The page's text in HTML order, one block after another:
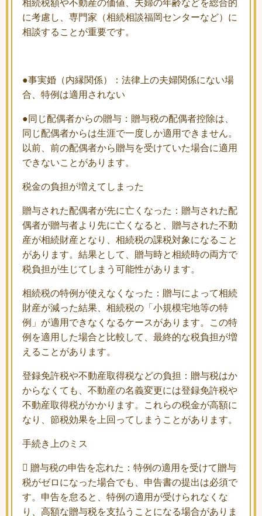
相続税額や不動産の価値、夫婦の年齢などを総合的
に考慮し、専門家（相続相談福岡センターなど）に
相談することが重要です。
●事実婚（内縁関係）：法律上の夫婦関係にない場
合、特例は適用されない
●同じ配偶者からの贈与：贈与税の配偶者控除は、
同じ配偶者からは生涯で一度しか適用できません。
以前、前の配偶者から贈与を受けていた場合に適用
できないことがあります。
税金の負担が増えてしまった
贈与された配偶者が先に亡くなった：贈与された配
偶者が贈与者より先に亡くなると、贈与された不動
産が相続財産となり、相続税の課税対象になること
があります。結果として、贈与時と相続時の両方で
税負担が生じてしまう可能性があります。
相続税の特例が使えなくなった：贈与によって相続
財産が減った結果、相続税の「小規模宅地等の特
例」が適用できなくなるケースがあります。この特
例を適用した場合と比較して、最終的な税負担が増
えることがあります。
登録免許税や不動産取得税などの負担：贈与税はか
からなくても、不動産の名義変更には登録免許税や
不動産取得税がかかります。これらの税金が高額に
なり、節税効果を上回ってしまうことがあります。
手続き上のミス
 贈与税の申告を忘れた：特例の適用を受けて贈与
税がゼロになった場合でも、申告書の提出は必須で
す。申告を怠ると、特例の適用が受けられなくな
り、高額な贈与税を支払うことになる場合がありま